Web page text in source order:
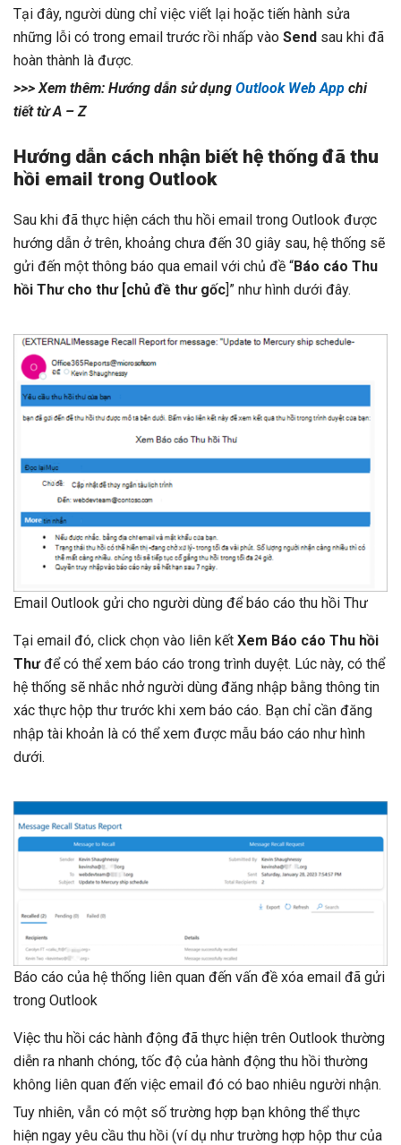
Tại đây, người dùng chỉ việc viết lại hoặc tiến hành sửa
những lỗi có trong email trước rồi nhấp vào Send sau khi đã
hoàn thành là được.
>>> Xem thêm: Hướng dẫn sử dụng Outlook Web App chi
tiết từ A – Z
Hướng dẫn cách nhận biết hệ thống đã thu
hồi email trong Outlook
Sau khi đã thực hiện cách thu hồi email trong Outlook được
hướng dẫn ở trên, khoảng chưa đến 30 giây sau, hệ thống sẽ
gửi đến một thông báo qua email với chủ đề “Báo cáo Thu
hồi Thư cho thư [chủ đề thư gốc]” như hình dưới đây.
Email Outlook gửi cho người dùng để báo cáo thu hồi Thư
Tại email đó, click chọn vào liên kết Xem Báo cáo Thu hồi
Thưđể có thể xem báo cáo trong trình duyệt. Lúc này, có thể
hệ thống sẽ nhắc nhở người dùng đăng nhập bằng thông tin
xác thực hộp thư trước khi xem báo cáo. Bạn chỉ cần đăng
nhập tài khoản là có thể xem được mẫu báo cáo như hình
dưới.
Báo cáo của hệ thống liên quan đến vấn đề xóa email đã gửi
trong Outlook
Việc thu hồi các hành động đã thực hiện trên Outlook thường
diễn ra nhanh chóng, tốc độ của hành động thu hồi thường
không liên quan đến việc email đó có bao nhiêu người nhận.
Tuy nhiên, vẫn có một số trường hợp bạn không thể thực
hiện ngay yêu cầu thu hồi (ví dụ như trường hợp hộp thư của